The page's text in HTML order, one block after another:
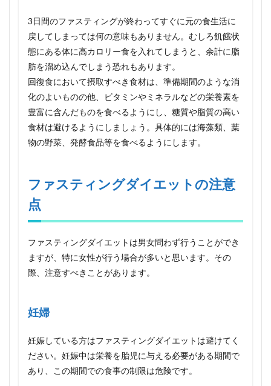
3日間のファスティングが終わってすぐに元の食生活に
戻してしまっては何の意味もありません。むしろ飢餓状
態にある体に高カロリー食を入れてしまうと、余計に脂
肪を溜め込んでしまう恐れもあります。
回復食において摂取すべき食材は、準備期間のような消
化のよいものの他、ビタミンやミネラルなどの栄養素を
豊富に含んだものを食べるようにし、糖質や脂質の高い
食材は避けるようにしましょう。具体的には海藻類、葉
物の野菜、発酵食品等を食べるようにします。
ファスティングダイエットの注意
点
ファスティングダイエットは男女問わず行うことができ
ますが、特に女性が行う場合が多いと思います。その
際、注意すべきことがあります。
妊婦
妊娠している方はファスティングダイエットは避けてく
ださい。妊娠中は栄養を胎児に与える必要がある期間で
あり、この期間での食事の制限は危険です。